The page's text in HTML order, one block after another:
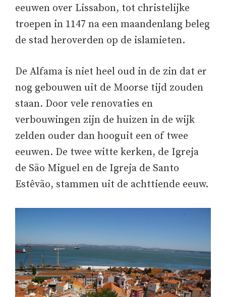
eeuwen over Lissabon, tot christelijke
troepen in 1147 na een maandenlang beleg
de stad heroverden op de islamieten.
De Alfama is niet heel oud in de zin dat er
nog gebouwen uit de Moorse tijd zouden
staan. Door vele renovaties en
verbouwingen zijn de huizen in de wijk
zelden ouder dan hooguit een of twee
eeuwen. De twee witte kerken, de Igreja
de São Miguel en de Igreja de Santo
Estêvão, stammen uit de achttiende eeuw.